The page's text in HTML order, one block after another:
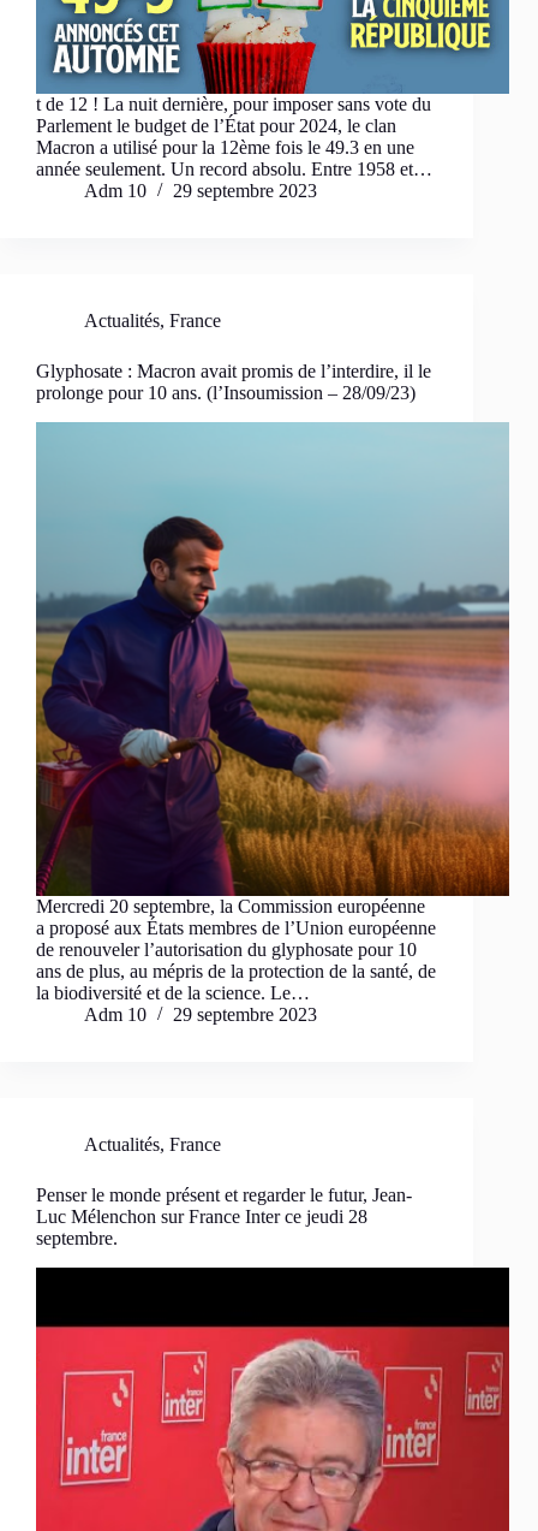
t de 12 ! La nuit dernière, pour imposer sans vote du
Parlement le budget de l’État pour 2024, le clan
Macron a utilisé pour la 12ème fois le 49.3 en une
année seulement. Un record absolu. Entre 1958 et…
Adm 10
29 septembre 2023
Actualités, France
Glyphosate : Macron avait promis de l’interdire, il le
prolonge pour 10 ans. (l’Insoumission – 28/09/23)
Mercredi 20 septembre, la Commission européenne
a proposé aux États membres de l’Union européenne
de renouveler l’autorisation du glyphosate pour 10
ans de plus, au mépris de la protection de la santé, de
la biodiversité et de la science. Le…
Adm 10
29 septembre 2023
Actualités, France
Penser le monde présent et regarder le futur, Jean-
Luc Mélenchon sur France Inter ce jeudi 28
septembre.